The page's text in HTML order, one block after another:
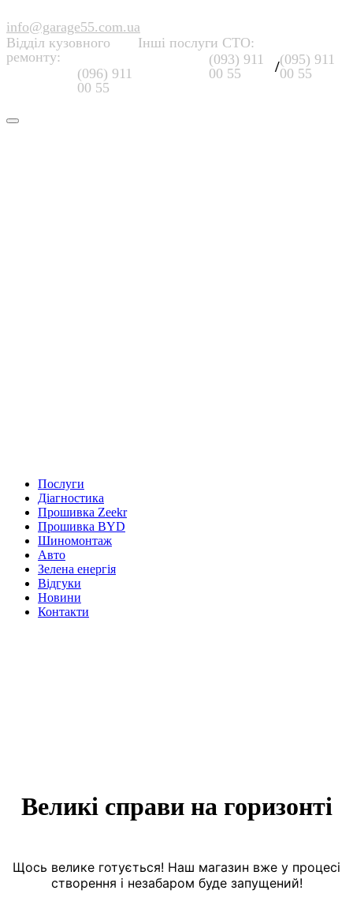
info@garage55.com.ua
Відділ кузовного
ремонту:
(096) 911
00 55
Інші послуги СТО:
(093) 911
00 55
/(095) 911
00 55
Послуги
Діагностика
Прошивка Zeekr
Прошивка BYD
Шиномонтаж
Авто
Зелена енергія
Відгуки
Новини
Контакти
Великі справи на горизонті
Щось велике готується! Наш магазин вже у процесі
створення і незабаром буде запущений!